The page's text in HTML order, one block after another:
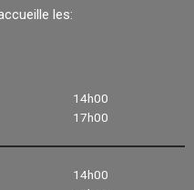
les:
14h00
17h00
14h00